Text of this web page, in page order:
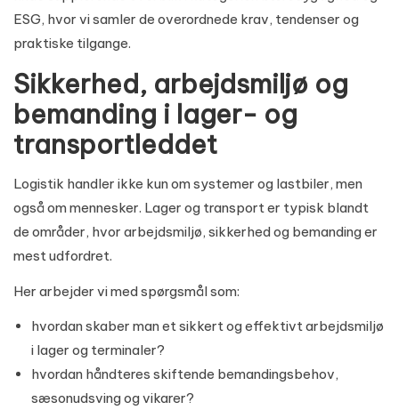
ESG, hvor vi samler de overordnede krav, tendenser og
praktiske tilgange.
Sikkerhed, arbejdsmiljø og
bemanding i lager- og
transportleddet
Logistik handler ikke kun om systemer og lastbiler, men
også om mennesker. Lager og transport er typisk blandt
de områder, hvor arbejdsmiljø, sikkerhed og bemanding er
mest udfordret.
Her arbejder vi med spørgsmål som:
hvordan skaber man et sikkert og effektivt arbejdsmiljø
i lager og terminaler?
hvordan håndteres skiftende bemandingsbehov,
sæsonudsving og vikarer?